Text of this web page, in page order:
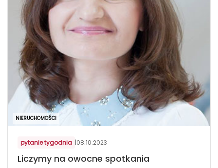
NIERUCHOMOŚCI
pytanie tygodnia |08.10.2023
Liczymy na owocne spotkania